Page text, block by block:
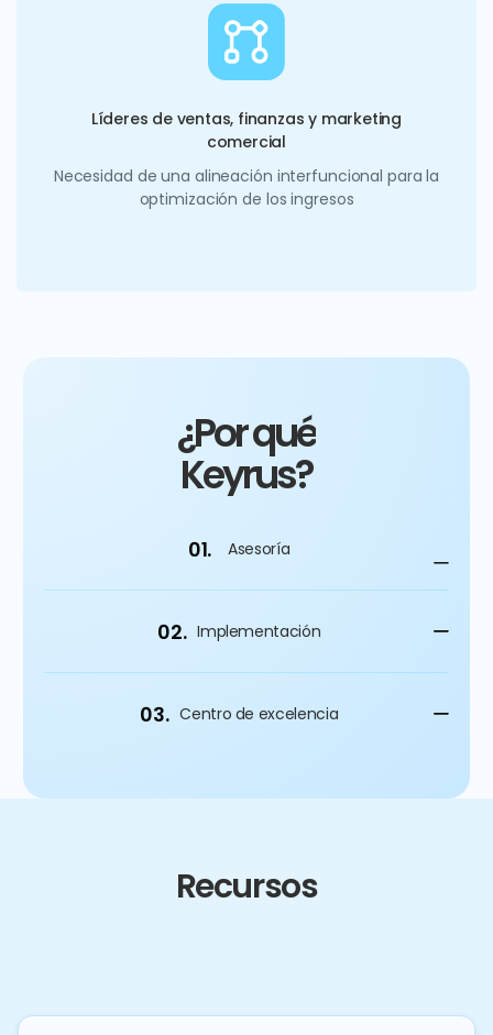
Líderes de ventas, finanzas y marketing
comercial
Necesidad de una alineación interfuncional para la
optimización de los ingresos
¿Por qué
Keyrus?
01. Asesoría
02. Implementación
03. Centro de excelencia
Recursos